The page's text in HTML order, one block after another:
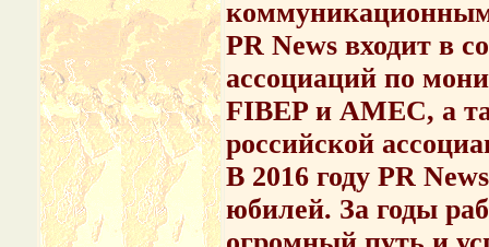
коммуникационным
PR News входит в
ассоциаций по
FIBEP и AMEC, а
российской
В 2016 году PR
юбилей. За годы